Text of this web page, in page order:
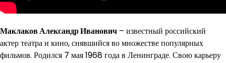
Маклаков Александр Иванович – известный российский
актер театра и кино, снявшийся во множестве популярных
фильмов. Родился 7 мая 1968 года в Ленинграде. Свою карьеру